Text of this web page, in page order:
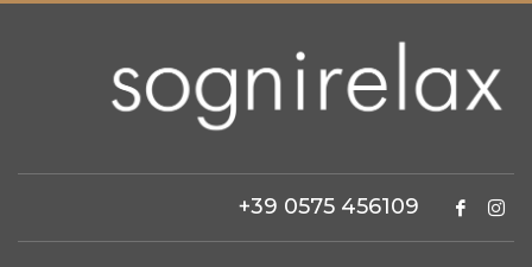
+39 0575 456109